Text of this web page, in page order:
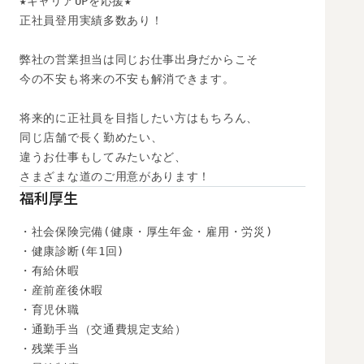
正社員登用実績多数あり！
弊社の営業担当は同じお仕事出身だからこそ
今の不安も将来の不安も解消できます。
将来的に正社員を目指したい方はもちろん、
同じ店舗で長く勤めたい、
違うお仕事もしてみたいなど、
さまざまな道のご用意があります！
福利厚生
・社会保険完備(健康・厚生年金・雇用・労災)
・健康診断(年1回)
・有給休暇
・産前産後休暇
・育児休職
・通勤手当（交通費規定支給）
・残業手当